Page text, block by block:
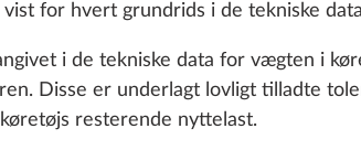
for hvert grundrids i de tekniske
i de tekniske data for vægten i
Disse er underlagt lovligt tilladte
resterende nyttelast.